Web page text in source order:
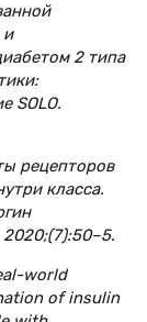
и
2 типа
SOLO.
рецепторов
класса.
world
of insulin